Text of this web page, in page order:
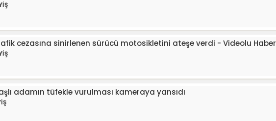
cezasına sinirlenen sürücü motosikletini ateşe verdi - Videolu Haber
adamın tüfekle vurulması kameraya yansıdı